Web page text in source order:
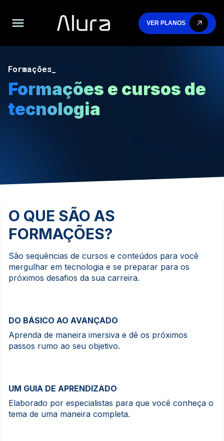
VER PLANOS
Formações
Formações e cursos de
tecnologia
O QUE SÃO AS
FORMAÇÕES?
São sequências de cursos e conteúdos para você
mergulhar em tecnologia e se preparar para os
próximos desafios da sua carreira.
DO BÁSICO AO AVANÇADO
Aprenda de maneira imersiva e dê os próximos
passos rumo ao seu objetivo.
UM GUIA DE APRENDIZADO
Elaborado por especialistas para que você conheça o
tema de uma maneira completa.